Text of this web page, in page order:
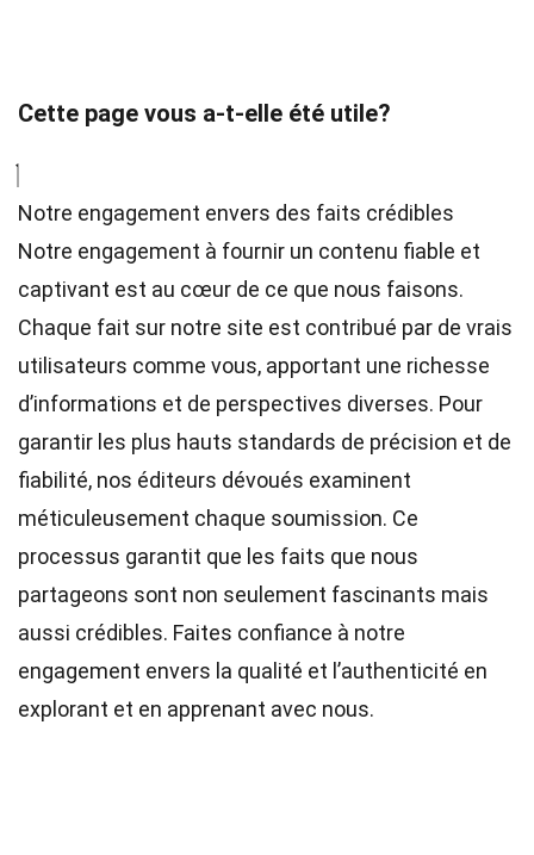
Cette page vous a-t-elle été utile?
Notre engagement envers des faits crédibles
Notre engagement à fournir un contenu fiable et
captivant est au cœur de ce que nous faisons.
Chaque fait sur notre site est contribué par de vrais
utilisateurs comme vous, apportant une richesse
d’informations et de perspectives diverses. Pour
garantir les plus hauts standards de précision et de
fiabilité, nos éditeurs dévoués examinent
méticuleusement chaque soumission. Ce
processus garantit que les faits que nous
partageons sont non seulement fascinants mais
aussi crédibles. Faites confiance à notre
engagement envers la qualité et l’authenticité en
explorant et en apprenant avec nous.